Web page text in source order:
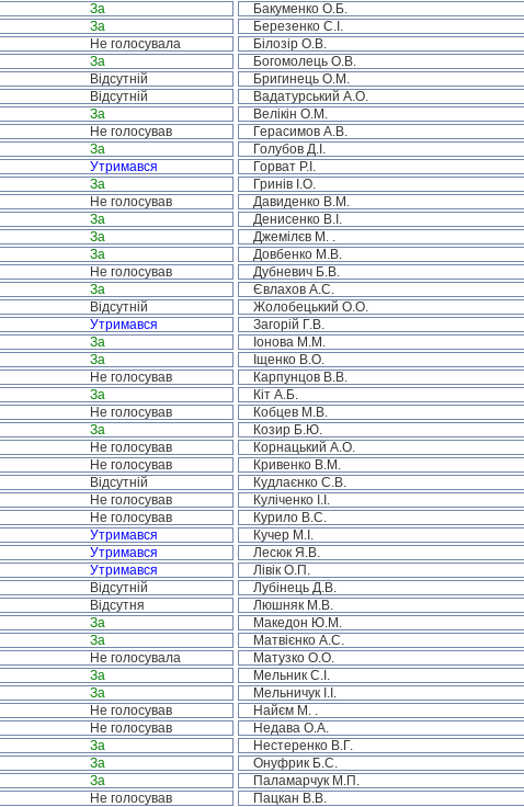
За Бакуменко О.Б.
За Березенко С.І.
Не голосувала Білозір О.В.
За Богомолець О.В.
Відсутній Бригинець О.М.
Відсутній Вадатурський А.О.
За Велікін О.М.
Не голосував Герасимов А.В.
За Голубов Д.І.
Утримався Горват Р.І.
За Гринів І.О.
Не голосував Давиденко В.М.
За Денисенко В.І.
За Джемілєв М. .
За Довбенко М.В.
Не голосував Дубневич Б.В.
За Євлахов А.С.
Відсутній Жолобецький О.О.
Утримався Загорій Г.В.
За Іонова М.М.
За Іщенко В.О.
Не голосував Карпунцов В.В.
За Кіт А.Б.
Не голосував Кобцев М.В.
За Козир Б.Ю.
Не голосував Корнацький А.О.
Не голосував Кривенко В.М.
Відсутній Кудлаєнко С.В.
Не голосував Куліченко І.І.
Не голосував Курило В.С.
Утримався Кучер М.І.
Утримався Лесюк Я.В.
Утримався Лівік О.П.
Відсутній Лубінець Д.В.
Відсутня Люшняк М.В.
За Македон Ю.М.
За Матвієнко А.С.
Не голосувала Матузко О.О.
За Мельник С.І.
За Мельничук І.І.
Не голосував Найєм М. .
Не голосував Недава О.А.
За Нестеренко В.Г.
За Онуфрик Б.С.
За Паламарчук М.П.
Не голосував Пацкан В.В.